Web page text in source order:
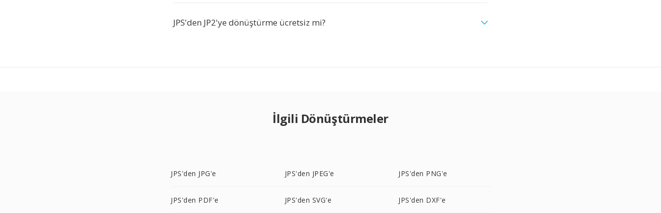
JPS'den JP2'ye dönüştürme ücretsiz mi?
İlgili Dönüştürmeler
JPS'den JPG'e JPS'den JPEG'e JPS'den PNG'e
JPS'den PDF'e JPS'den SVG'e JPS'den DXF'e